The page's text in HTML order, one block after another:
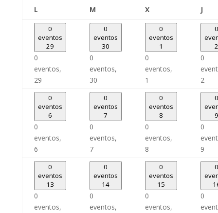
Llunes Mmartes Xmiércoles J
0
eventos
29
0
eventos,
29
0
eventos
30
0
eventos,
30
0
eventos
1
0
eventos,
1
0
2
0
2
0
eventos
6
0
eventos,
6
0
eventos
7
0
eventos,
7
0
eventos
8
0
eventos,
8
0
9
0
9
0
eventos
13
0
eventos,
0
eventos
14
0
eventos,
0
eventos
15
0
eventos,
0
0